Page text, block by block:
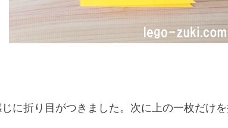
に折り目がつきました。次に上の一枚だけ